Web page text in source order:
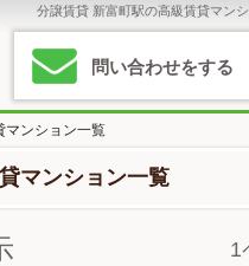
分譲賃貸 新富町駅の高級賃貸マン
問い合わせをする
マンション一覧
マンション一覧
1